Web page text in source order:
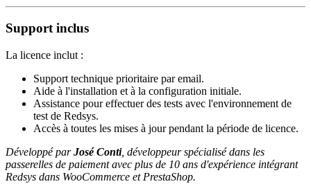
Support inclus
La licence inclut :
Support technique prioritaire par email.
Aide à l'installation et à la configuration initiale.
Assistance pour effectuer des tests avec l'environnement de
test de Redsys.
Accès à toutes les mises à jour pendant la période de licence.
Développé parJosé Conti, développeur spécialisé dans les
passerelles de paiement avec plus de 10 ans d'expérience intégrant
Redsys dans WooCommerce et PrestaShop.